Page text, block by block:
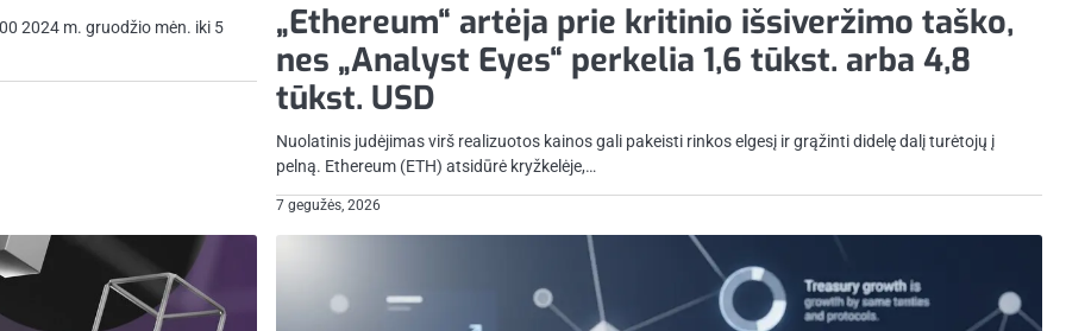
2024 m. gruodžio mėn. iki 5
„Ethereum“ artėja prie kritinio išsiveržimo taško,
nes „Analyst Eyes“ perkelia 1,6 tūkst. arba 4,8
tūkst. USD
Nuolatinis judėjimas virš realizuotos kainos gali pakeisti rinkos elgesį ir grąžinti didelę dalį turėtojų į
pelną. Ethereum (ETH) atsidūrė kryžkelėje,…
7 gegužės, 2026